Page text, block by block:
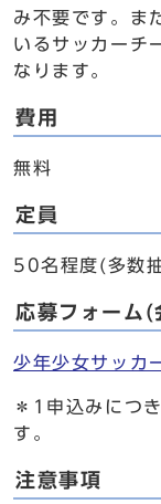
み不要です。ま
いるサッカーチ
なります。
費用
無料
定員
50名程度(多数
応募フォーム(
少年少女サッカ
＊1申込みにつ
す。
注意事項